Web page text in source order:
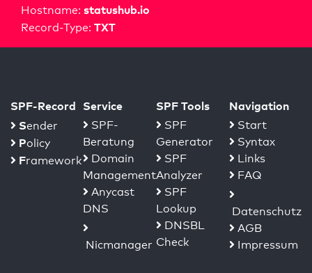
Hostname: statushub.io
Record-Type: TXT
SPF-Record
Sender
Policy
Framework
Service
SPF-
Beratung
Domain
Management
Anycast
DNS
Nicmanager
SPF Tools
SPF
Generator
SPF
Analyzer
SPF
Lookup
DNSBL
Check
Navigation
Start
Syntax
Links
FAQ
Datenschutz
AGB
Impressum